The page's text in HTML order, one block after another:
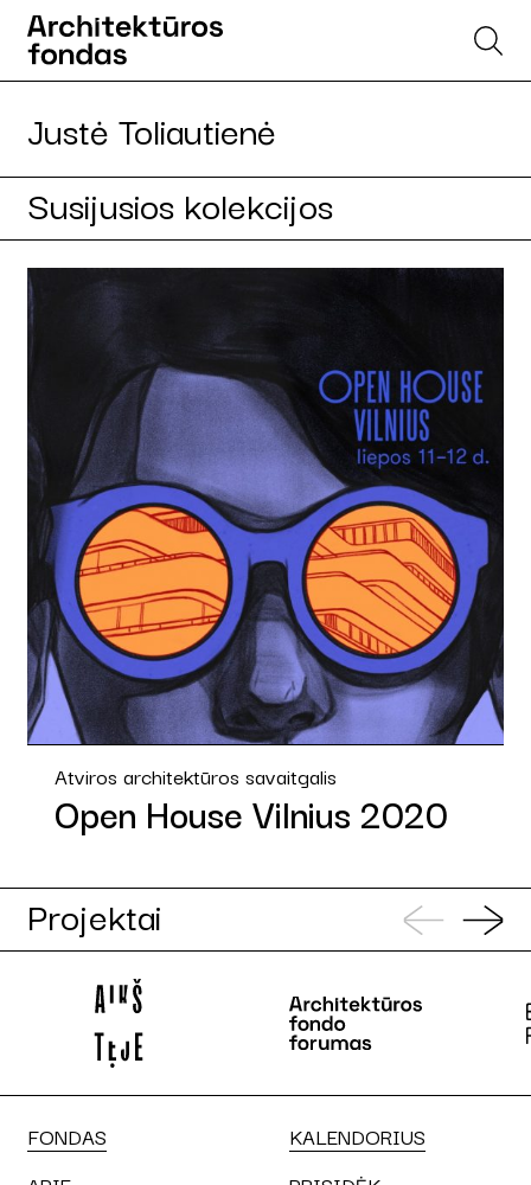
Justė Toliautienė
Susijusios kolekcijos
Atviros architektūros savaitgalis
Open House Vilnius 2020
Projektai
FONDAS
KALENDORIUS